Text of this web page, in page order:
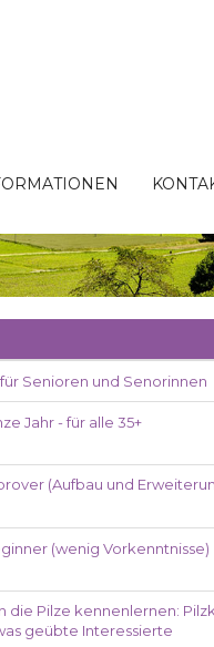
Senioren und Senorinnen
Jahr - für alle 35+
(Aufbau und
(wenig Vorkenntnisse)
die Pilze kennenlernen:
geübte Interessierte